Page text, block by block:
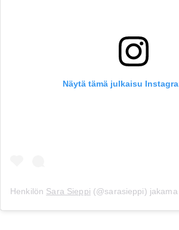
Näytä tämä julkaisu
Henkilön Sara Sieppi (@sarasieppi)